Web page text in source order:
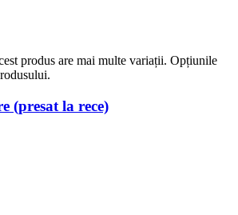
produs are mai multe variații. Opțiunile
(presat la rece)